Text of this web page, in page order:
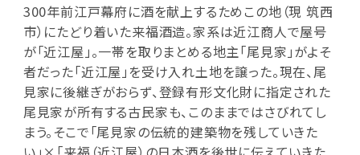
300年前江戸幕府に酒を献上するためこの地（現 筑西
市）にたどり着いた来福酒造。家系は近江商人で屋号
が「近江屋」。一帯を取りまとめる地主「尾見家」がよそ
者だった「近江屋」を受け入れ土地を譲った。現在、尾
見家に後継ぎがおらず、登録有形文化財に指定された
尾見家が所有する古民家も、このままではさびれてし
まう。そこで「尾見家の伝統的建築物を残していきた